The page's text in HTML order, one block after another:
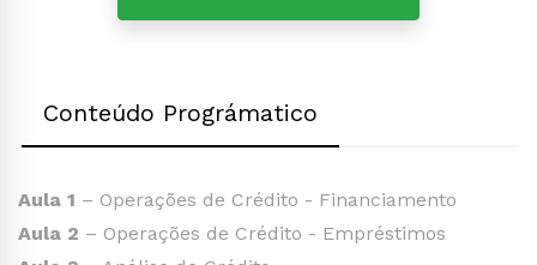
Conteúdo Prográmatico
Aula 1 – Operações de Crédito - Financiamento
Aula 2 – Operações de Crédito - Empréstimos